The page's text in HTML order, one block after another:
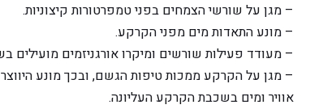
– מגן על שורשי הצמחים בפני טמפרטורות קיצוניות.
– מונע התאדות מים מפני הקרקע.
– מעודד פעילות שורשים ומיקרו אורגניזמים מועילים
– מגן על הקרקע ממכות טיפות הגשם, ובכך מונע
אוויר ומים בשכבת הקרקע העליונה.